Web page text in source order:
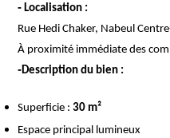
- Localisation :
Rue Hedi Chaker, Nabeul
À proximité immédiate des
-Description du bien :
Superficie : 30 m²
Espace principal lumineux